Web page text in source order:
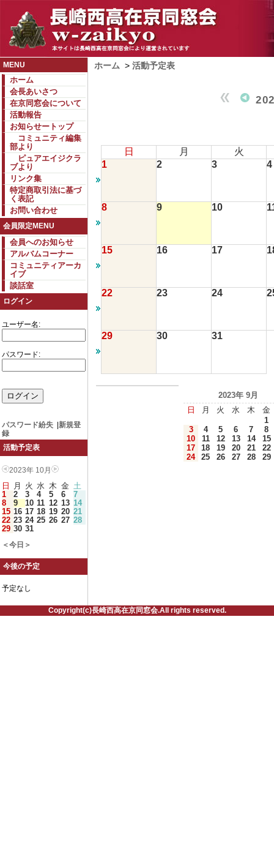
MENU
ホーム
会長あいさつ
在京同窓会について
活動報告
お知らせートップ
コミュニティ編集
部より
ピュアエイジクラ
ブより
リンク集
特定商取引法に基づ
く表記
お問い合わせ
会員限定MENU
会員へのお知らせ
アルバムコーナー
コミュニティアーカ
イブ
談話室
ログイン
ユーザー名:
パスワード:
パスワード紛失
新規登
録
活動予定表
2023年 10月
日 月 火 水 木 金 土
1
2 3 4 5 6
7
8
9 10 11 12 13 14
15 16 17 18 19 20 21
22 23 24 25 26 27 28
29 30 31
＜今日＞
今後の予定
予定なし
ホーム > 活動予定表
日 月
火
1
2 3 4
8 9 10
15 16 17
22 23 24
29 30 31
2023年 9月
日
月 火 水 木
金
1
3
4 5 6 7
8
10
11 12 13 14
15
17
18 19 20 21
22
24
25 26 27 28 29
Copyright(c)長崎西高在京同窓会.All rights reserved.